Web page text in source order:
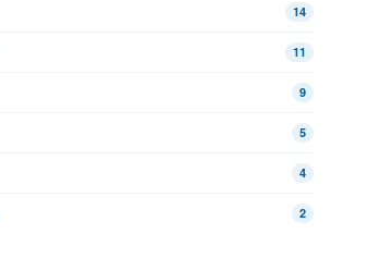
14
11
9
5
4
2